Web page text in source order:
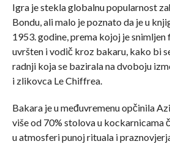
Igra je stekla globalnu popularnost
Bondu, ali malo je poznato da je u
1953. godine, prema kojoj je
uvršten i vodič kroz bakaru, kako bi
radnji koja se bazirala na dvoboju
i zlikovca Le Chiffrea.
Bakara je u međuvremenu opčinila
više od 70% stolova u kockarnicama
u atmosferi punoj rituala i